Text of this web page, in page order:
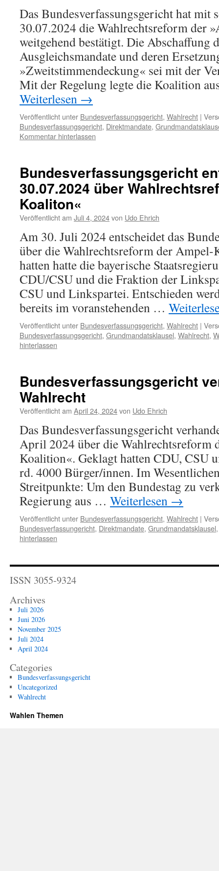
Das Bundesverfassungsgericht hat mit
30.07.2024 die Wahlrechtsreform der
weitgehend bestätigt. Die Abschaffung
Ausgleichsmandate und deren
»Zweitstimmendeckung« sei mit der
Mit der Regelung legte die Koalition
Weiterlesen →
Veröffentlicht unter Bundesverfassungsgericht, Wahlrecht |
Bundesverfassungsgericht, Direktmandate,
Kommentar hinterlassen
Bundesverfassungsgericht
30.07.2024 über
Koaliton«
Veröffentlicht am Juli 4, 2024von Udo Ehrich
Am 30. Juli 2024 entscheidet das
über die Wahlrechtsreform der
hatten hatte die bayerische
CDU/CSU und die Fraktion der
CSU und Linkspartei. Entschieden
bereits im voranstehenden …
Veröffentlicht unter Bundesverfassungsgericht, Wahlrecht |
Bundesverfassungsgericht, Grundmandatsklausel, Wahlrecht,
hinterlassen
Bundesverfassungsgericht
Wahlrecht
Veröffentlicht am April 24, 2024von Udo Ehrich
Das Bundesverfassungsgericht
April 2024 über die Wahlrechtsreform
Koalition«. Geklagt hatten CDU, CSU
rd. 4000 Bürger/innen. Im
Streitpunkte: Um den Bundestag zu
Regierung aus … Weiterlesen →
Veröffentlicht unter Bundesverfassungsgericht, Wahlrecht |
Bundesverfassungericht, Direktmandate, Grundmandatsklausel
hinterlassen
ISSN 3055-9324
Archives
Juli 2026
Juni 2026
November 2025
Juli 2024
April 2024
Categories
Bundesverfassungsgericht
Uncategorized
Wahlrecht
Wahlen Themen